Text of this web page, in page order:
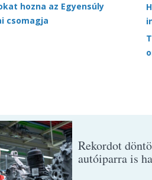
hozna az Egyensúly
csomagja
Rekordot
autóiparra is